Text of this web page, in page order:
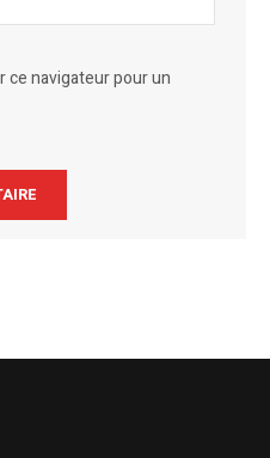
ce navigateur pour un